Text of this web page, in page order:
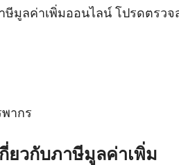
ลค่าเพิ่มออนไลน์ โปรดตรวจ
ากร
ยวกับภาษีมูลค่าเพิ่ม